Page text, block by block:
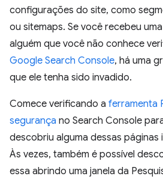
configurações do site, como
ou sitemaps. Se você recebeu
alguém que você não conhece
Google Search Console, há uma
que ele tenha sido invadido.
Comece verificando a ferramenta
segurança no Search Console
descobriu alguma dessas páginas
Às vezes, também é possível
essa abrindo uma janela da